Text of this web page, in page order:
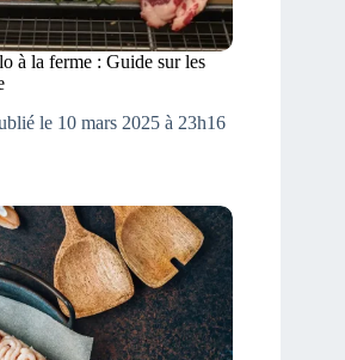
à la ferme : Guide sur les
le 10 mars 2025 à 23h16